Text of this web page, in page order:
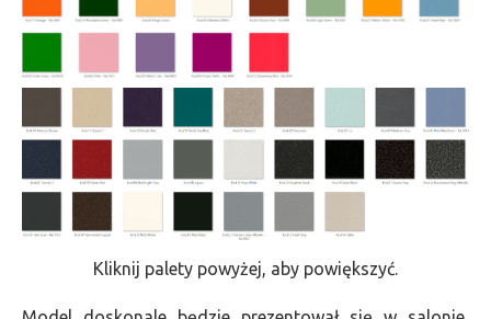
Kliknij palety powyżej, aby powiększyć.